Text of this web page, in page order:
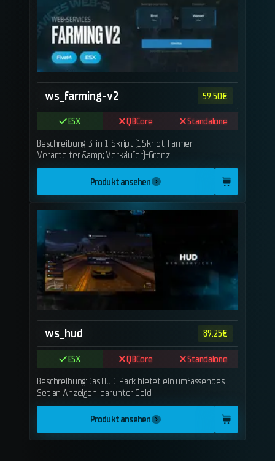
ws_farming-v2 59.50€
ESX QBCore
Standalone
Beschreibung-3-in-1-Skript (1 Skript: Farmer,
Verarbeiter &amp; Verkäufer)-Grenz
Produkt ansehen
ws_hud 89.25€
ESX QBCore
Standalone
Beschreibung:Das HUD-Pack bietet ein umfassendes
Set an Anzeigen, darunter Geld,
Produkt ansehen